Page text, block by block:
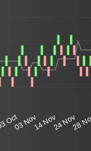
Oct03 Nov14 Nov24 Nov28